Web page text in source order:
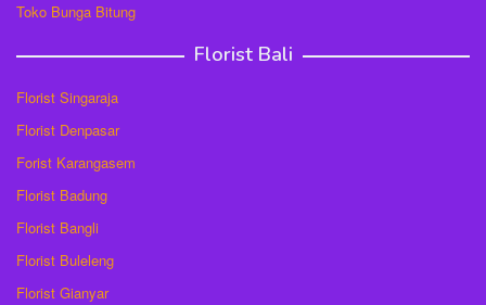
Toko Bunga Bitung
Florist Bali
Florist Singaraja
Florist Denpasar
Forist Karangasem
Florist Badung
Florist Bangli
Florist Buleleng
Florist Gianyar